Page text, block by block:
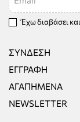
Έχω διαβάσει
ΣΎΝΔΕΣΗ
ΕΓΓΡΑΦΉ
ΑΓΑΠΗΜΈΝΑ
NEWSLETTER